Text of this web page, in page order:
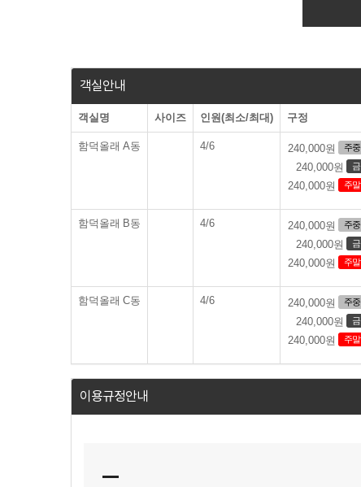
객실안내
객실명 사이즈 인원(최소/최대) 구정
함덕올래 A동 4/6 240,000원 주중
240,000원 금
240,000원 주말
함덕올래 B동 4/6 240,000원 주중
240,000원 금
240,000원 주말
함덕올래 C동 4/6 240,000원 주중
240,000원 금
240,000원 주말
이용규정안내